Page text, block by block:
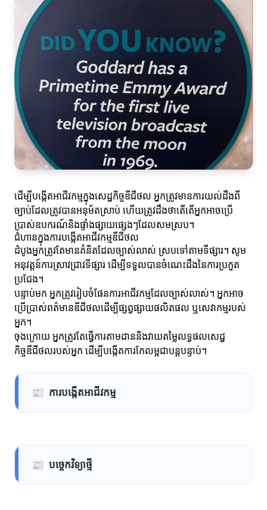
ដើម្បីបង្កើតអាជីវកម្មក្នុងសេដ្ឋកិច្ចឌីជីថល អ្នកត្រូវមានការយល់ដឹងពី
ច្បាប់ដែលត្រូវបានអនុម័តស្រាប់ ហើយត្រូវដឹងថាតើតើអ្នកអាចប្រើ
ប្រាស់ឧបករណ៍និងផ្ទាំងផ្សាយផ្សេងៗដែលសមស្រប។
ជំហានក្នុងការបង្កើតអាជីវកម្មឌីជីថល
ដំបូងអ្នកត្រូវតែមានគំនិតដែលច្បាស់លាស់ ស្របទៅតាមទីផ្សារ។ សូម
អនុវត្តន៍ការស្រាវជ្រាវទីផ្សារ ដើម្បីទទួលបានចំណេះដឹងនៃការប្រកួត
ប្រជែង។
បន្ទាប់មក អ្នកត្រូវរៀបចំផែនការអាជីវកម្មដែលច្បាស់លាស់។ អ្នកអាច
ប្រើប្រាស់ពត៌មានឌីជីថលដើម្បីផ្សព្វផ្សាយផលិតផល ឬសេវាកម្មរបស់
អ្នក។
ចុងក្រោយ អ្នកត្រូវតែធ្វើការតាមដាននិងវាយតម្លៃលទ្ធផលសេដ្ឋ
កិច្ចឌីជីថលរបស់អ្នក ដើម្បីបង្កើតការកែលម្អជាបន្តបន្ទាប់។
📰 ការបង្កើតអាជីវកម្ម
📰 បច្ចេកវិទ្យាថ្មី